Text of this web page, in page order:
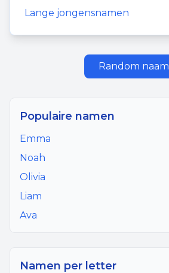
Lange jongensnamen
Random naam
Populaire namen
Emma
Noah
Olivia
Liam
Ava
Namen per letter